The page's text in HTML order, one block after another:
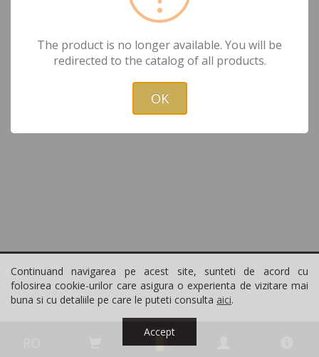
Livrare in
Continuand navigarea pe acest site, sunteti de acord cu
folosirea cookie-urilor care asigura o experienta de vizitare mai
buna si cu detaliile pe care le puteti consulta aici.
Accept
The product is no longer available. You will be
redirected to the catalog of all products.
OK